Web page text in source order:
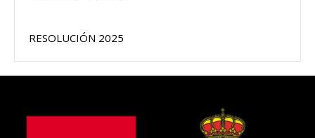
RESOLUCIÓN 2025